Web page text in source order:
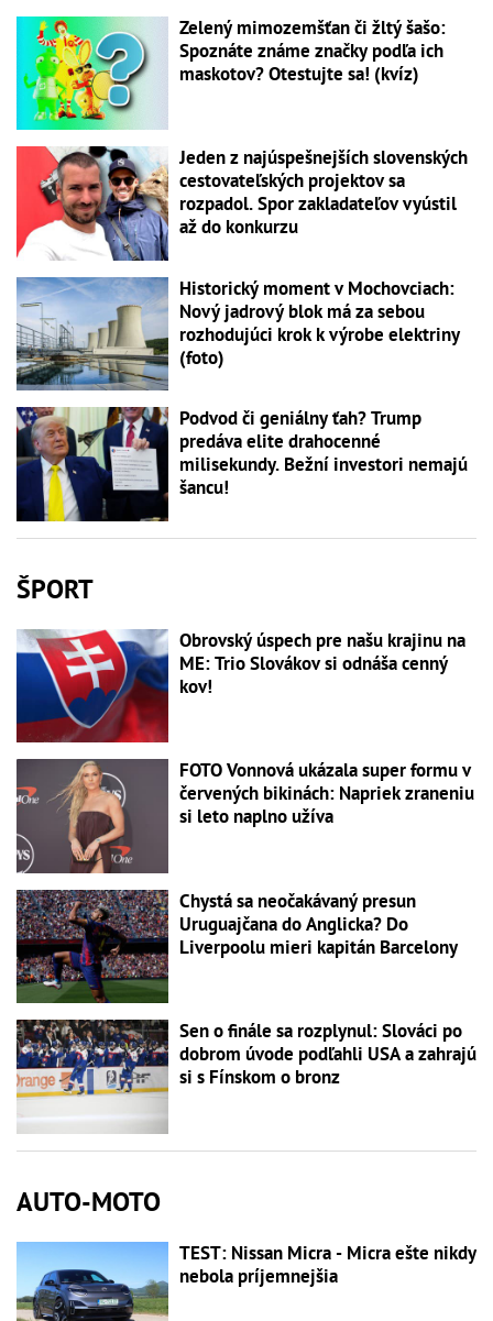
Zelený mimozemšťan či žltý šašo:
Spoznáte známe značky podľa ich
maskotov? Otestujte sa! (kvíz)
Jeden z najúspešnejších slovenských
cestovateľských projektov sa
rozpadol. Spor zakladateľov vyústil
až do konkurzu
Historický moment v Mochovciach:
Nový jadrový blok má za sebou
rozhodujúci krok k výrobe elektriny
(foto)
Podvod či geniálny ťah? Trump
predáva elite drahocenné
milisekundy. Bežní investori nemajú
šancu!
ŠPORT
Obrovský úspech pre našu krajinu na
ME: Trio Slovákov si odnáša cenný
kov!
FOTO Vonnová ukázala super formu v
červených bikinách: Napriek zraneniu
si leto naplno užíva
Chystá sa neočakávaný presun
Uruguajčana do Anglicka? Do
Liverpoolu mieri kapitán Barcelony
Sen o finále sa rozplynul: Slováci po
dobrom úvode podľahli USA a zahrajú
si s Fínskom o bronz
AUTO-MOTO
TEST: Nissan Micra - Micra ešte nikdy
nebola príjemnejšia